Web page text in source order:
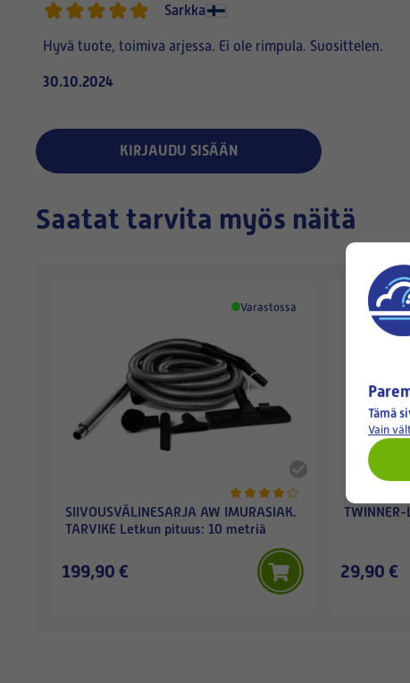
Sarkka
Hyvä tuote, toimiva arjessa. Ei ole rimpula. Suosittelen.
30.10.2024
KIRJAUDU SISÄÄN
Saatat tarvita myös näitä
Varastossa
SIIVOUSVÄLINESARJA AW IMURASIAK.
TARVIKE Letkun pituus: 10 metriä
199,90 €
TWINNER-
29,90 €
Tämä
Vain